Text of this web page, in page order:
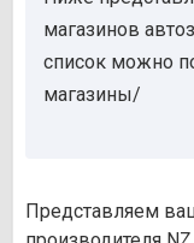
магазинов
список можно
магазины/
Представляем